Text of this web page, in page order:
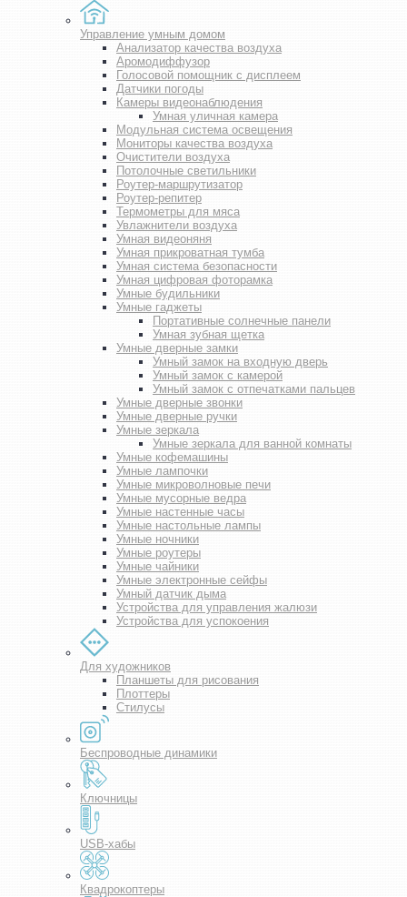
Управление умным домом
Анализатор качества воздуха
Аромодиффузор
Голосовой помощник с дисплеем
Датчики погоды
Камеры видеонаблюдения
Умная уличная камера
Модульная система освещения
Мониторы качества воздуха
Очистители воздуха
Потолочные светильники
Роутер-маршрутизатор
Роутер-репитер
Термометры для мяса
Увлажнители воздуха
Умная видеоняня
Умная прикроватная тумба
Умная система безопасности
Умная цифровая фоторамка
Умные будильники
Умные гаджеты
Портативные солнечные панели
Умная зубная щетка
Умные дверные замки
Умный замок на входную дверь
Умный замок с камерой
Умный замок с отпечатками пальцев
Умные дверные звонки
Умные дверные ручки
Умные зеркала
Умные зеркала для ванной комнаты
Умные кофемашины
Умные лампочки
Умные микроволновые печи
Умные мусорные ведра
Умные настенные часы
Умные настольные лампы
Умные ночники
Умные роутеры
Умные чайники
Умные электронные сейфы
Умный датчик дыма
Устройства для управления жалюзи
Устройства для успокоения
Для художников
Планшеты для рисования
Плоттеры
Стилусы
Беспроводные динамики
Ключницы
USB-хабы
Квадрокоптеры